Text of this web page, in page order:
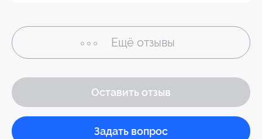
Ещё отзывы
Оставить отзыв
Задать вопрос